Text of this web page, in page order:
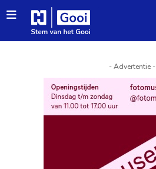
- Advertentie -